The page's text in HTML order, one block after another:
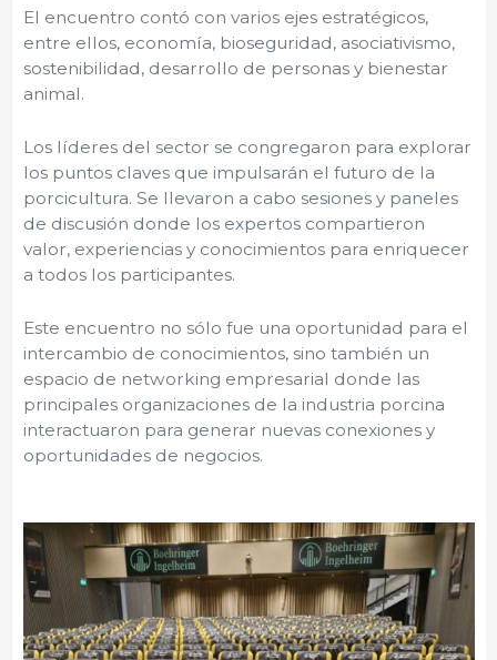
El encuentro contó con varios ejes estratégicos,
entre ellos, economía, bioseguridad, asociativismo,
sostenibilidad, desarrollo de personas y bienestar
animal.
Los líderes del sector se congregaron para explorar
los puntos claves que impulsarán el futuro de la
porcicultura. Se llevaron a cabo sesiones y paneles
de discusión donde los expertos compartieron
valor, experiencias y conocimientos para enriquecer
a todos los participantes.
Este encuentro no sólo fue una oportunidad para el
intercambio de conocimientos, sino también un
espacio de networking empresarial donde las
principales organizaciones de la industria porcina
interactuaron para generar nuevas conexiones y
oportunidades de negocios.